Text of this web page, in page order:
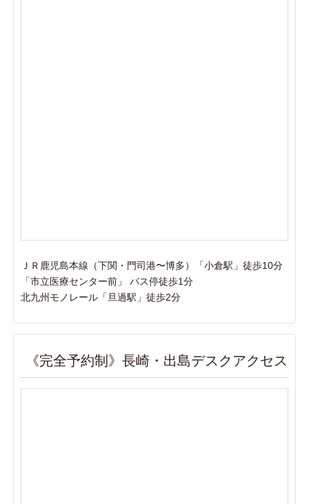
ＪＲ鹿児島本線（下関・門司港〜博多）「小倉駅」徒歩10分
「市立医療センター前」 バス停徒歩1分
北九州モノレール「旦過駅」徒歩2分
《完全予約制》長崎・出島デスクアクセス